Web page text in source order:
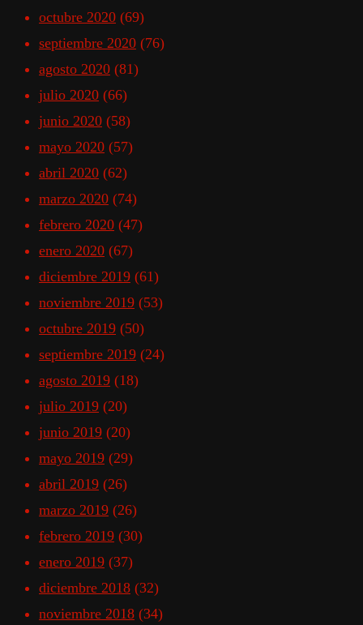
octubre 2020 (69)
septiembre 2020 (76)
agosto 2020 (81)
julio 2020 (66)
junio 2020 (58)
mayo 2020 (57)
abril 2020 (62)
marzo 2020 (74)
febrero 2020 (47)
enero 2020 (67)
diciembre 2019 (61)
noviembre 2019 (53)
octubre 2019 (50)
septiembre 2019 (24)
agosto 2019 (18)
julio 2019 (20)
junio 2019 (20)
mayo 2019 (29)
abril 2019 (26)
marzo 2019 (26)
febrero 2019 (30)
enero 2019 (37)
diciembre 2018 (32)
noviembre 2018 (34)